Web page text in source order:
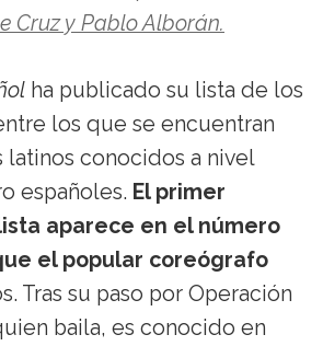
Cruz y Pablo Alborán.
ha publicado su lista de los
los que se encuentran
latinos conocidos a nivel
españoles. El primer
aparece en el número
el popular coreógrafo
Tras su paso por Operación
baila, es conocido en